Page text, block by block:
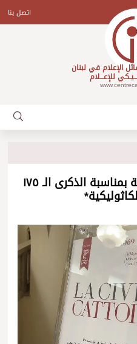
اتصل بنا
الإعلام في لبنان
للإعـــلام
البابا فرنسيس يوجه رسالة بمناسبة الذكرى الـ ١٧٥